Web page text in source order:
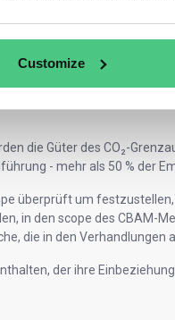
Customize
die Güter des CO₂-
- mehr als 50 % der
überprüft um
in den scope des CBAM-
die in den Verhandlungen
der ihre